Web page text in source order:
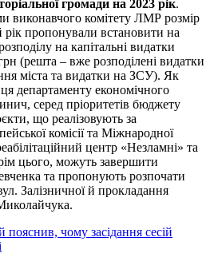
громади на 2023 рік.
виконавчого комітету ЛМР розмір
пропонували встановити на
на капітальні видатки
(решта – вже розподілені видатки
міста та видатки на ЗСУ). Як
департаменту економічного
серед пріоритетів бюджету
що реалізовують за
комісії та Міжнародної
центр «Незламні» та
цього, можуть завершити
та пропонують розпочати
Залізничної й прокладання
пояснив, чому засідання сесій